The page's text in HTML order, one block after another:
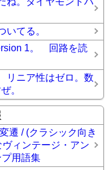
てる。
1。 回路を読
リニア性はゼロ。数
。
遷 / (クラシック向き
ィンテージ・アン
用語集